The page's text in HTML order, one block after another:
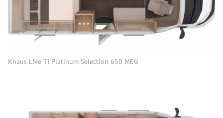
Knaus L!ve TI Platinum Selection 650 MEG